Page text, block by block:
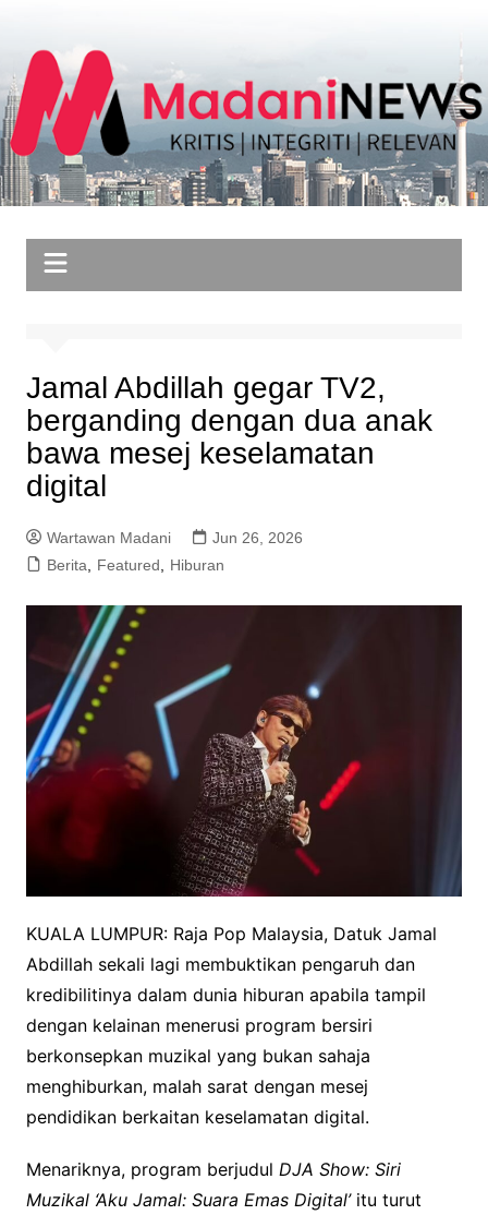
content
Jamal Abdillah gegar TV2,
berganding dengan dua anak
bawa mesej keselamatan
digital
Wartawan Madani
Jun 26, 2026
Berita, Featured, Hiburan
KUALA LUMPUR: Raja Pop Malaysia, Datuk Jamal
Abdillah sekali lagi membuktikan pengaruh dan
kredibilitinya dalam dunia hiburan apabila tampil
dengan kelainan menerusi program bersiri
berkonsepkan muzikal yang bukan sahaja
menghiburkan, malah sarat dengan mesej
pendidikan berkaitan keselamatan digital.
Menariknya, program berjudul DJA Show: Siri
Muzikal ‘Aku Jamal: Suara Emas Digital’itu turut